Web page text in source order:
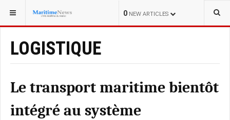
0 NEW ARTICLES
LOGISTIQUE
Le transport maritime bientôt
intégré au système